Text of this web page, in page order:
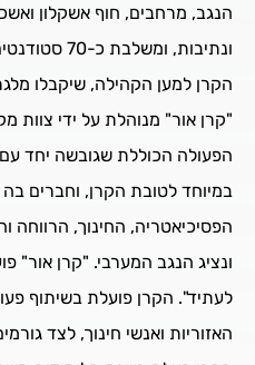
הנגב, מרחבים, חוף אשקלון
ונתיבות,
הקרן למען הקהילה, שיקבלו
"קרן אור" מנוהלת על ידי צוות
הפעולה הכוללת שגובשה יחד
במיוחד לטובת הקרן, וחברים
הפסיכיאטריה, החינוך, הרווחה
ונציג הנגב המערבי. "קרן אור"
לעתיד". הקרן פועלת בשיתוף
האזוריות ואנשי חינוך, לצד